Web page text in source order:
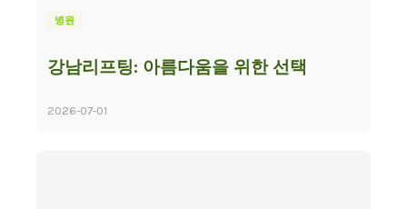
병원
강남리프팅: 아름다움을 위한 선택
2026-07-01